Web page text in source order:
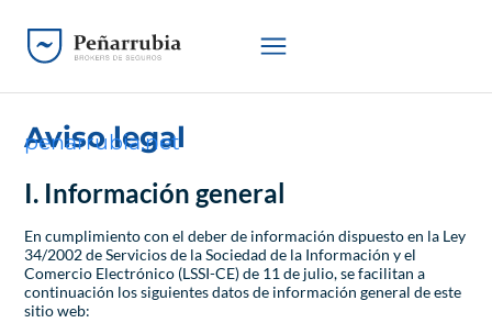
Aviso legal
penarrubia.net
I. Información general
En cumplimiento con el deber de información dispuesto en la Ley
34/2002 de Servicios de la Sociedad de la Información y el
Comercio Electrónico (LSSI-CE) de 11 de julio, se facilitan a
continuación los siguientes datos de información general de este
sitio web: